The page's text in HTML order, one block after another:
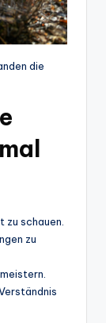
die
schauen.
zu